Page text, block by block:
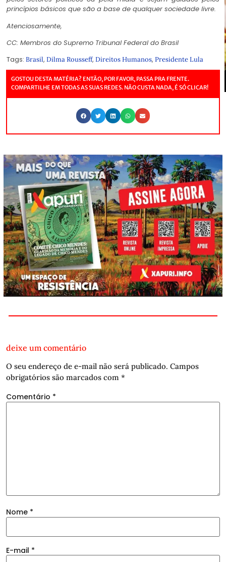
princípios básicos que são a base de qualquer sociedade livre.
Atenciosamente,
CC: Membros do Supremo Tribunal Federal do Brasil
Tags: Brasil, Dilma Rousseff, Direitos Humanos, Presidente Lula
GOSTOU DESTA MATÉRIA? ENTÃO, POR FAVOR, PASSA PRA FRENTE.
COMPARTILHE EM TODAS AS SUAS REDES. NÃO CUSTA NADA, É SÓ CLICAR!
deixe um comentário
O seu endereço de e-mail não será publicado. Campos
obrigatórios são marcados com *
Comentário *
Nome *
E-mail *